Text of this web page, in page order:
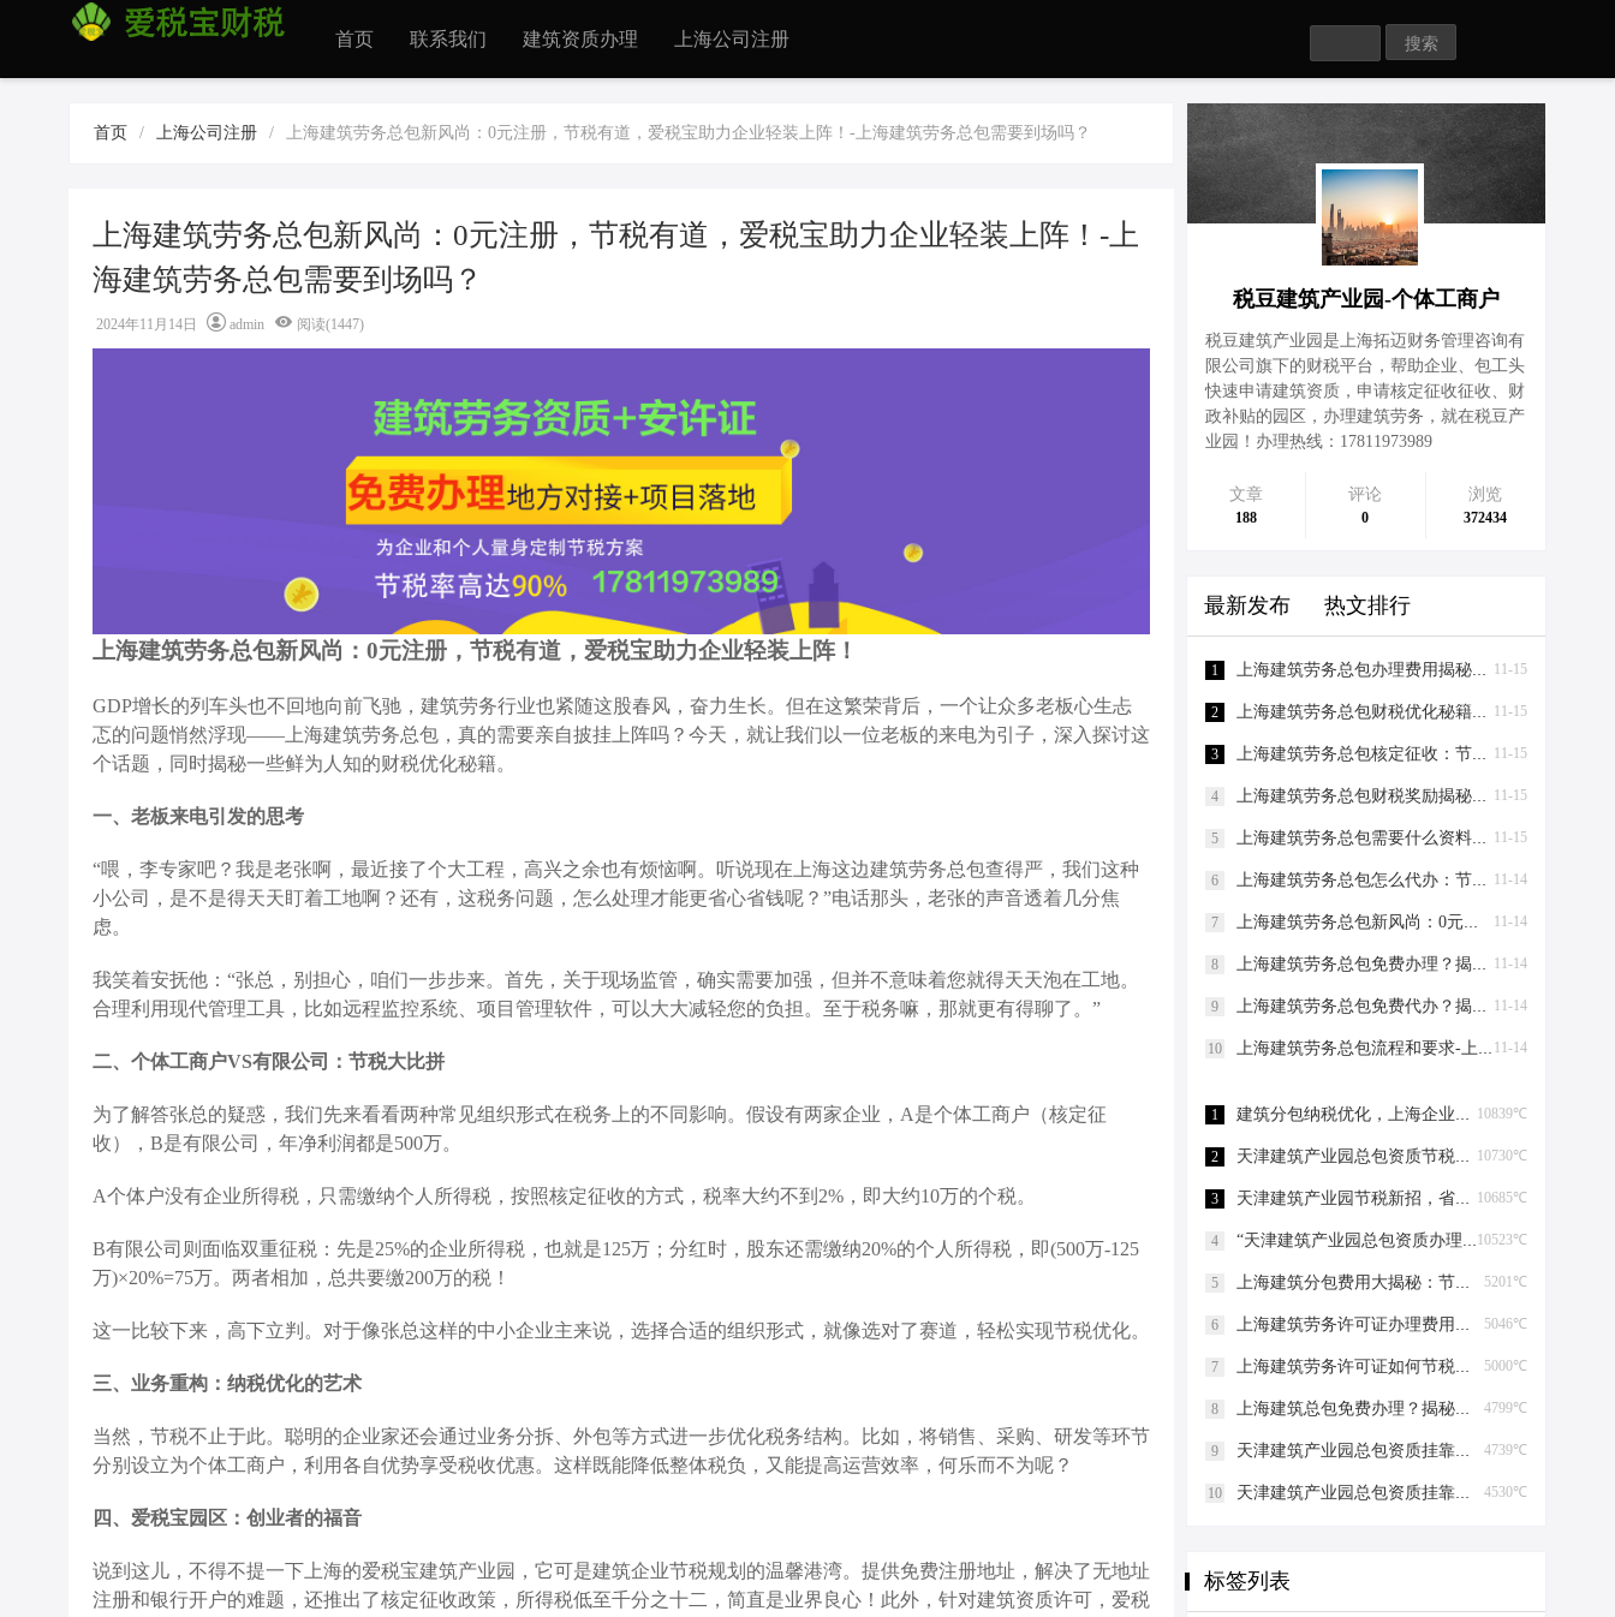
首页 联系我们 建筑资质办理 上海公司注册
首页 / 上海公司注册 / 上海建筑劳务总包新风尚：0元注册，节税有道，爱税宝助力企业轻装上阵！-上海建筑劳务总包需要到场吗？
上海建筑劳务总包新风尚：0元注册，节税有道，爱税宝助力企业轻装上阵！-上
海建筑劳务总包需要到场吗？
2024年11月14日 admin 阅读(1447)
上海建筑劳务总包新风尚：0元注册，节税有道，爱税宝助力企业轻装上阵！
GDP增长的列车头也不回地向前飞驰，建筑劳务行业也紧随这股春风，奋力生长。但在这繁荣背后，一个让众多老板心生忐
忑的问题悄然浮现——上海建筑劳务总包，真的需要亲自披挂上阵吗？今天，就让我们以一位老板的来电为引子，深入探讨这
个话题，同时揭秘一些鲜为人知的财税优化秘籍。
一、老板来电引发的思考
“喂，李专家吧？我是老张啊，最近接了个大工程，高兴之余也有烦恼啊。听说现在上海这边建筑劳务总包查得严，我们这种
小公司，是不是得天天盯着工地啊？还有，这税务问题，怎么处理才能更省心省钱呢？”电话那头，老张的声音透着几分焦
虑。
我笑着安抚他：“张总，别担心，咱们一步步来。首先，关于现场监管，确实需要加强，但并不意味着您就得天天泡在工地。
合理利用现代管理工具，比如远程监控系统、项目管理软件，可以大大减轻您的负担。至于税务嘛，那就更有得聊了。”
二、个体工商户VS有限公司：节税大比拼
为了解答张总的疑惑，我们先来看看两种常见组织形式在税务上的不同影响。假设有两家企业，A是个体工商户（核定征
收），B是有限公司，年净利润都是500万。
A个体户没有企业所得税，只需缴纳个人所得税，按照核定征收的方式，税率大约不到2%，即大约10万的个税。
B有限公司则面临双重征税：先是25%的企业所得税，也就是125万；分红时，股东还需缴纳20%的个人所得税，即(500万-125
万)×20%=75万。两者相加，总共要缴200万的税！
这一比较下来，高下立判。对于像张总这样的中小企业主来说，选择合适的组织形式，就像选对了赛道，轻松实现节税优化。
三、业务重构：纳税优化的艺术
当然，节税不止于此。聪明的企业家还会通过业务分拆、外包等方式进一步优化税务结构。比如，将销售、采购、研发等环节
分别设立为个体工商户，利用各自优势享受税收优惠。这样既能降低整体税负，又能提高运营效率，何乐而不为呢？
四、爱税宝园区：创业者的福音
说到这儿，不得不提一下上海的爱税宝建筑产业园，它可是建筑企业节税规划的温馨港湾。提供免费注册地址，解决了无地址
注册和银行开户的难题，还推出了核定征收政策，所得税低至千分之十二，简直是业界良心！此外，针对建筑资质许可，爱税
税豆建筑产业园-个体工商户
税豆建筑产业园是上海拓迈财务管理咨询有
限公司旗下的财税平台，帮助企业、包工头
快速申请建筑资质，申请核定征收征收、财
政补贴的园区，办理建筑劳务，就在税豆产
业园！办理热线：17811973989
文章
188
评论
0
浏览
372434
最新发布 热文排行
11-15
1 上海建筑劳务总包办理费用揭秘：0元注册，轻松成老板！-上海建筑劳务总包办理费用
11-15
2 上海建筑劳务总包财税优化秘籍！0元办资质，节税高达80%-上海建筑劳务总包财税优化
11-15
3 上海建筑劳务总包核定征收：节税新策略，助力企业轻装上阵！-上海建筑劳务总包核定征收
11-15
4 上海建筑劳务总包财税奖励揭秘：节税百万不是梦！-上海建筑劳务总包财税奖励
11-15
5 上海建筑劳务总包需要什么资料？-上海建筑劳务总包需要什么资料
11-14
6 上海建筑劳务总包怎么代办：节税妙招大揭秘！-上海建筑劳务总包怎么代办
11-14
7 上海建筑劳务总包新风尚：0元注册，节税有道，爱税宝助力企业轻装上阵！-上海建筑劳务总包需要到场吗？
11-14
8 上海建筑劳务总包免费办理？揭秘节税新策略！-上海建筑劳务总包免费办理吗？
11-14
9 上海建筑劳务总包免费代办？揭秘节税新策略，让您轻松成老板！-上海建筑劳务总包免费代办吗？
11-14
10 上海建筑劳务总包流程和要求-上海建筑劳务总包流程和要求
10839℃
1 建筑分包纳税优化，上海企业如何“节税”上海建筑分包纳税优化
10730℃
2 天津建筑产业园总包资质节税，妙招连连看！天津建筑产业园总包资质节税优化
10685℃
3 天津建筑产业园节税新招，省钱大法好嗨哟！天津建筑产业园总包资质节税优化
10523℃
4 “天津建筑产业园总包资质办理”轻松get，关键步骤大揭秘！天津建筑产业园总包资质办理
5201℃
5 上海建筑分包费用大揭秘：节税攻略与股权布局艺术上海建筑分包有什么费用
5046℃
6 上海建筑劳务许可证办理费用揭秘，省钱有妙招！上海建筑劳务许可证办理费用是多少
5000℃
7 上海建筑劳务许可证如何节税上海建筑劳务许可证如何节税
4799℃
8 上海建筑总包免费办理？揭秘节税高招！上海建筑总包免费办理吗？
4739℃
9 天津建筑产业园总包资质挂靠的那些事儿天津建筑产业园总包资质挂靠
4530℃
10 天津建筑产业园总包资质挂靠的那些事儿天津建筑产业园总包资质挂靠
标签列表